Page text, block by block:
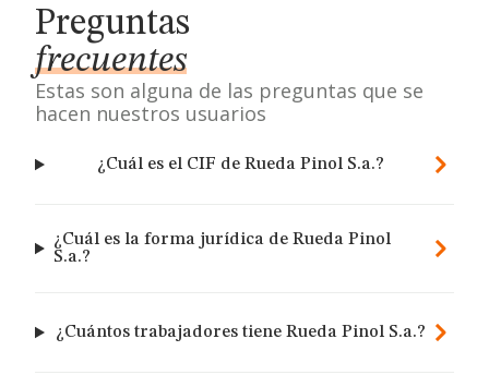
Preguntas
frecuentes
Estas son alguna de las preguntas que se
hacen nuestros usuarios
¿Cuál es el CIF de Rueda Pinol S.a.?
¿Cuál es la forma jurídica de Rueda Pinol
S.a.?
¿Cuántos trabajadores tiene Rueda Pinol S.a.?